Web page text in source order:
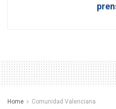
Home Comunidad Valenciana